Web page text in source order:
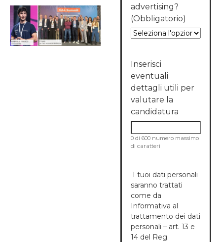
advertising?
(Obbligatorio)
Inserisci
eventuali
dettagli utili per
valutare la
candidatura
0 di 600 numero massimo
di caratteri
I tuoi dati personali
saranno trattati
come da
Informativa al
trattamento dei dati
personali – art. 13 e
14 del Reg.